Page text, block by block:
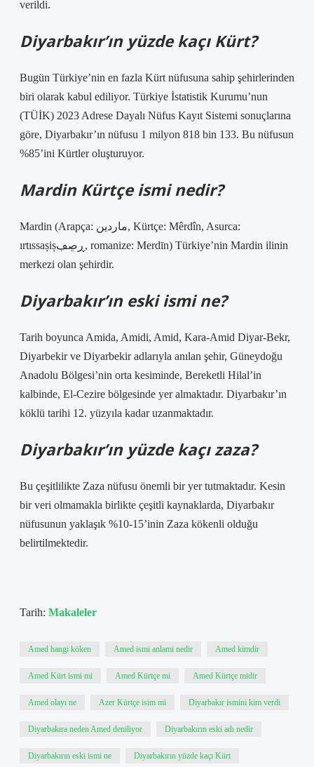
verildi.
Diyarbakır’ın yüzde kaçı Kürt?
Bugün Türkiye’nin en fazla Kürt nüfusuna sahip şehirlerinden
biri olarak kabul ediliyor. Türkiye İstatistik Kurumu’nun
(TÜİK) 2023 Adrese Dayalı Nüfus Kayıt Sistemi sonuçlarına
göre, Diyarbakır’ın nüfusu 1 milyon 818 bin 133. Bu nüfusun
%85’ini Kürtler oluşturuyor.
Mardin Kürtçe ismi nedir?
Mardin (Arapça: ماردين, Kürtçe: Mêrdîn, Asurca:
ırtıssașișڕڝڢ, romanize: Merdīn) Türkiye’nin Mardin ilinin
merkezi olan şehirdir.
Diyarbakır’ın eski ismi ne?
Tarih boyunca Amida, Amidi, Amid, Kara-Amid Diyar-Bekr,
Diyarbekir ve Diyarbekir adlarıyla anılan şehir, Güneydoğu
Anadolu Bölgesi’nin orta kesiminde, Bereketli Hilal’in
kalbinde, El-Cezire bölgesinde yer almaktadır. Diyarbakır’ın
köklü tarihi 12. yüzyıla kadar uzanmaktadır.
Diyarbakır’ın yüzde kaçı zaza?
Bu çeşitlilikte Zaza nüfusu önemli bir yer tutmaktadır. Kesin
bir veri olmamakla birlikte çeşitli kaynaklarda, Diyarbakır
nüfusunun yaklaşık %10-15’inin Zaza kökenli olduğu
belirtilmektedir.
Tarih: Makaleler
Amed hangi köken Amed ismi anlami nedir Amed kimdir
Amed Kürt ismi mi Amed Kürtçe mi Amed Kürtçe midir
Amed olayı ne Azer Kürtçe isim mi Diyarbakır ismini kim verdi
Diyarbakıra neden Amed deniliyor Diyarbakırın eski adı nedir
Diyarbakırın eski ismi ne Diyarbakırın yüzde kaçı Kürt